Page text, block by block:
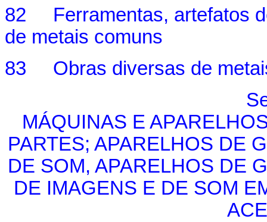
82 Ferramentas, artefatos
de metais comuns
83 Obras diversas de
MÁQUINAS E
PARTES; APARELHOS DE
DE SOM, APARELHOS DE
DE IMAGENS E DE SOM